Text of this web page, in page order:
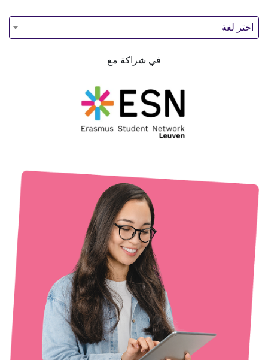
اختر لغة
في شراكة مع